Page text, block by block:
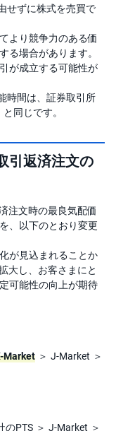
せずに株式を売買で
より競争力のある価
る場合があります。
が成立する可能性が
時間は、証券取引所
同じです。
引返済注文の
注文時の最良気配価
、以下のとおり変更
が見込まれることか
大し、お客さまにと
可能性の向上が期待
Market ＞ J-Market ＞
PTS ＞ J-Market ＞